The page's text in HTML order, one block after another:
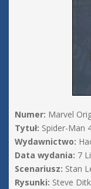
Numer: Marvel
Tytuł: Spider-Man
Wydawnictwo:
Data wydania: 7
Scenariusz: Stan
Rysunki: Steve